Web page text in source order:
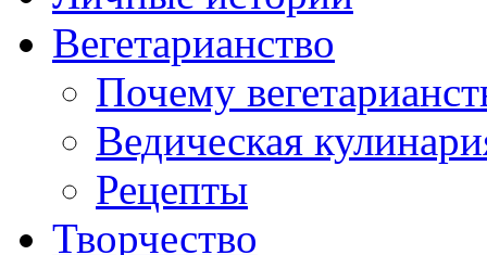
Вегетарианство
Почему
Ведическая
Рецепты
Творчество